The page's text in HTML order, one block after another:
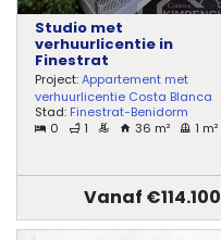
Studio met
verhuurlicentie in
Finestrat
Project:Appartement met
verhuurlicentie Costa Blanca
Stad: Finestrat-Benidorm
0
1 36 m² 1 m²
Vanaf €114.100